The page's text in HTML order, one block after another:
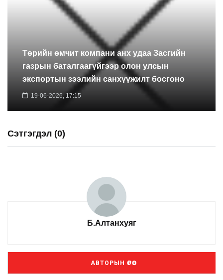
Төрийн өмчит компани анх удаа Засгийн
газрын баталгаагүйгээр олон улсын
экспортын зээлийн санхүүжилт босгоно
19-06-2026, 17:15
Сэтгэгдэл (0)
Б.Алтанхуяг
АВТОРЫН ӨРӨӨ